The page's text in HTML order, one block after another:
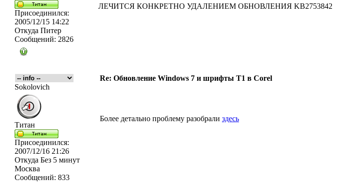
Присоединился:
2005/12/15 14:22
Откуда Питер
Сообщений: 2826
ЛЕЧИТСЯ КОНКРЕТНО УДАЛЕНИЕМ ОБНОВЛЕНИЯ KB2753842
Re: Обновление Windows 7 и шрифты T1 в Corel
Sokolovich
Титан
Присоединился:
2007/12/16 21:26
Откуда Без 5 минут
Москва
Сообщений: 833
Более детально проблему разобрали здесь